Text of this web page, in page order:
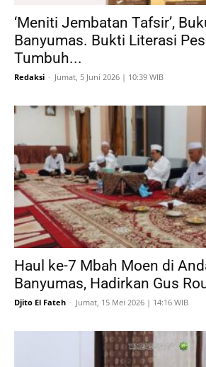
‘Meniti Jembatan Tafsir’,
Banyumas. Bukti Literasi
Tumbuh...
Redaksi - Jumat, 5 Juni 2026 | 10:39 WIB
Haul ke-7 Mbah Moen di
Banyumas, Hadirkan Gus
Djito El Fateh - Jumat, 15 Mei 2026 | 14:16 WIB